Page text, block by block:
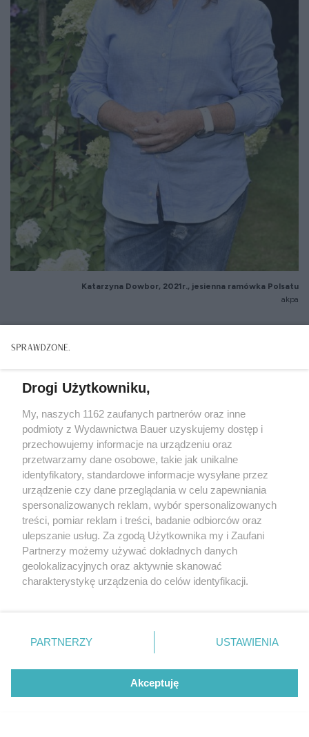
Katarzyna Dowbor, 2021r., jesienna ramówka Polsatu
akpa
Drogi Użytkowniku,
My, naszych 1162 zaufanych partnerów oraz inne
podmioty z Wydawnictwa Bauer uzyskujemy dostęp i
przechowujemy informacje na urządzeniu oraz
przetwarzamy dane osobowe, takie jak unikalne
identyfikatory, standardowe informacje wysyłane przez
urządzenie czy dane przeglądania w celu zapewniania
spersonalizowanych reklam, wybór spersonalizowanych
treści, pomiar reklam i treści, badanie odbiorców oraz
ulepszanie usług. Za zgodą Użytkownika my i Zaufani
Partnerzy możemy używać dokładnych danych
geolokalizacyjnych oraz aktywnie skanować
charakterystykę urządzenia do celów identyfikacji.
zmienić/wycofać klikając przycisk ustawień prywatności
znajdujący się w lewym dolnym rogu strony
rodzaje przetwarzania danych nie wymagają zgody
użytkownika, ale masz prawo sprzeciwić się takiemu
PARTNERZY USTAWIENIA
Akceptuję